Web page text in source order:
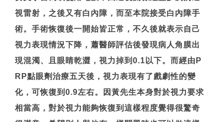
視雷射，之後又有白內障，而至本院接受白內障手
術。手術恢復後一開始皆正常，不久後就表示自己
視力表現情況下降，蕭醫師評估後發現病人角膜出
現混濁、且眼睛乾澀，視力掉到0.1以下。而經由P
RP點眼劑治療五天後，視力表現有了戲劇性的變
化，可恢復到0.9左右。因黃先生本身對於視力要求
相當高，對於視力能夠恢復到這樣程度覺得很驚奇